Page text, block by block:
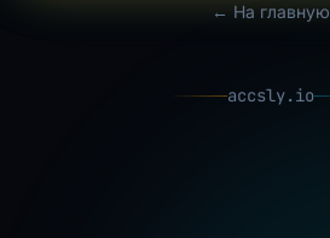
← На главную
accsly.io